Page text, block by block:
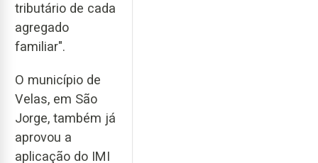
tributário de cada
agregado
familiar".
O município de
Velas, em São
Jorge, também já
aprovou a
aplicação do IMI